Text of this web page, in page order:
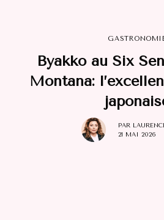
Byakkо аu Siх
Mоntanа:
PAR
21 MAI 2026